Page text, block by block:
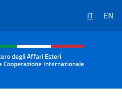
IT EN
social e menù
degli Affari Esteri
Cooperazione Internazionale